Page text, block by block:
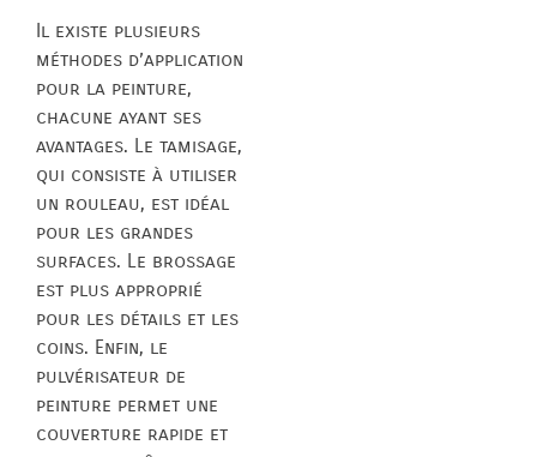
Il existe plusieurs
méthodes d’application
pour la peinture,
chacune ayant ses
avantages. Le tamisage,
qui consiste à utiliser
un rouleau, est idéal
pour les grandes
surfaces. Le brossage
est plus approprié
pour les détails et les
coins. Enfin, le
pulvérisateur de
peinture permet une
couverture rapide et